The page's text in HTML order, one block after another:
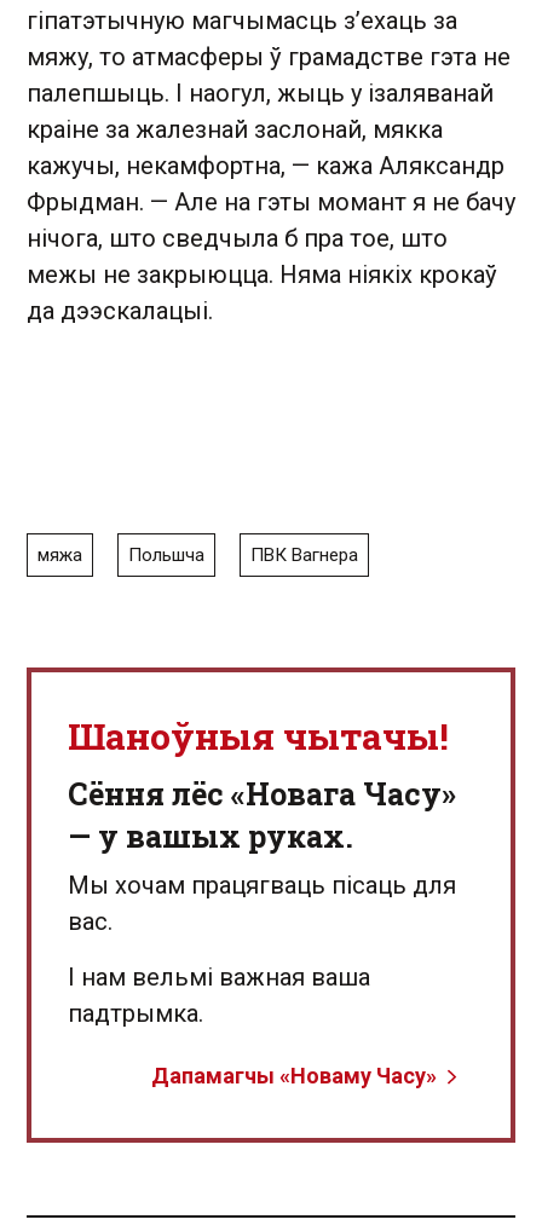
гіпатэтычную магчымасць з’ехаць за
мяжу, то атмасферы ў грамадстве гэта не
палепшыць. І наогул, жыць у ізаляванай
краіне за жалезнай заслонай, мякка
кажучы, некамфортна, — кажа Аляксандр
Фрыдман. — Але на гэты момант я не бачу
нічога, што сведчыла б пра тое, што
межы не закрыюцца. Няма ніякіх крокаў
да дээскалацыі.
мяжа Польшча ПВК Вагнера
Шаноўныя чытачы!
Сёння лёс «Новага Часу»
— у вашых руках.
Мы хочам працягваць пісаць для
вас.
І нам вельмі важная ваша
падтрымка.
Дапамагчы «Новаму Часу»